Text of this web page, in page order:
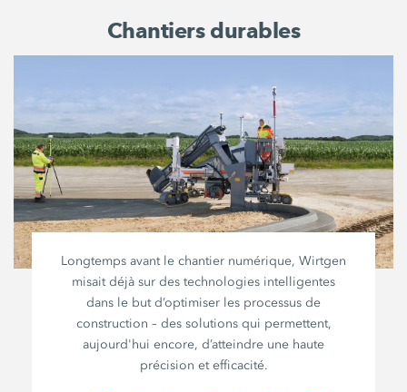
Chantiers durables
Longtemps avant le chantier numérique, Wirtgen
misait déjà sur des technologies intelligentes
dans le but d’optimiser les processus de
construction – des solutions qui permettent,
aujourd'hui encore, d’atteindre une haute
précision et efficacité.